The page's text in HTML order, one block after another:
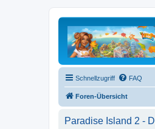
Schnellzugriff FAQ
Foren-Übersicht
Paradise Island 2 -